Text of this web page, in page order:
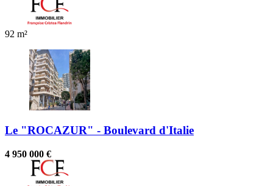
92 m²
Le "ROCAZUR" - Boulevard d'Italie
4 950 000 €